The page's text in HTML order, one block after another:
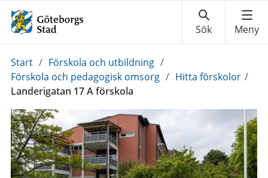
Du
är
här:
Start / Förskola och utbildning /
Förskola och pedagogisk omsorg / Hitta förskolor /
Landerigatan 17 A förskola